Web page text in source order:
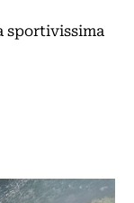
sportivissima